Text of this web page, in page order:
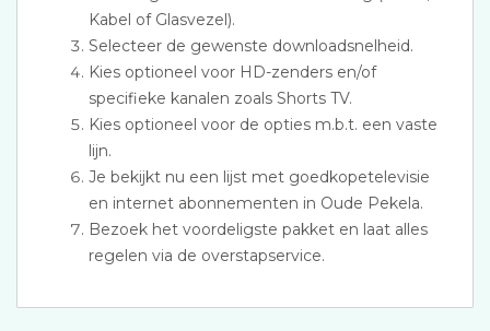
Kabel of Glasvezel).
Selecteer de gewenste downloadsnelheid.
Kies optioneel voor HD-zenders en/of
specifieke kanalen zoals Shorts TV.
Kies optioneel voor de opties m.b.t. een vaste
lijn.
Je bekijkt nu een lijst met goedkopetelevisie
en internet abonnementen in Oude Pekela.
Bezoek het voordeligste pakket en laat alles
regelen via de overstapservice.